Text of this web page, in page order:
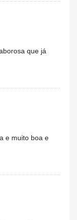
que já
e muito boa e